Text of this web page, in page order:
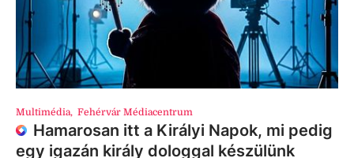
Multimédia, Fehérvár Médiacentrum
Hamarosan itt a Királyi Napok, mi pedig
egy igazán király dologgal készülünk